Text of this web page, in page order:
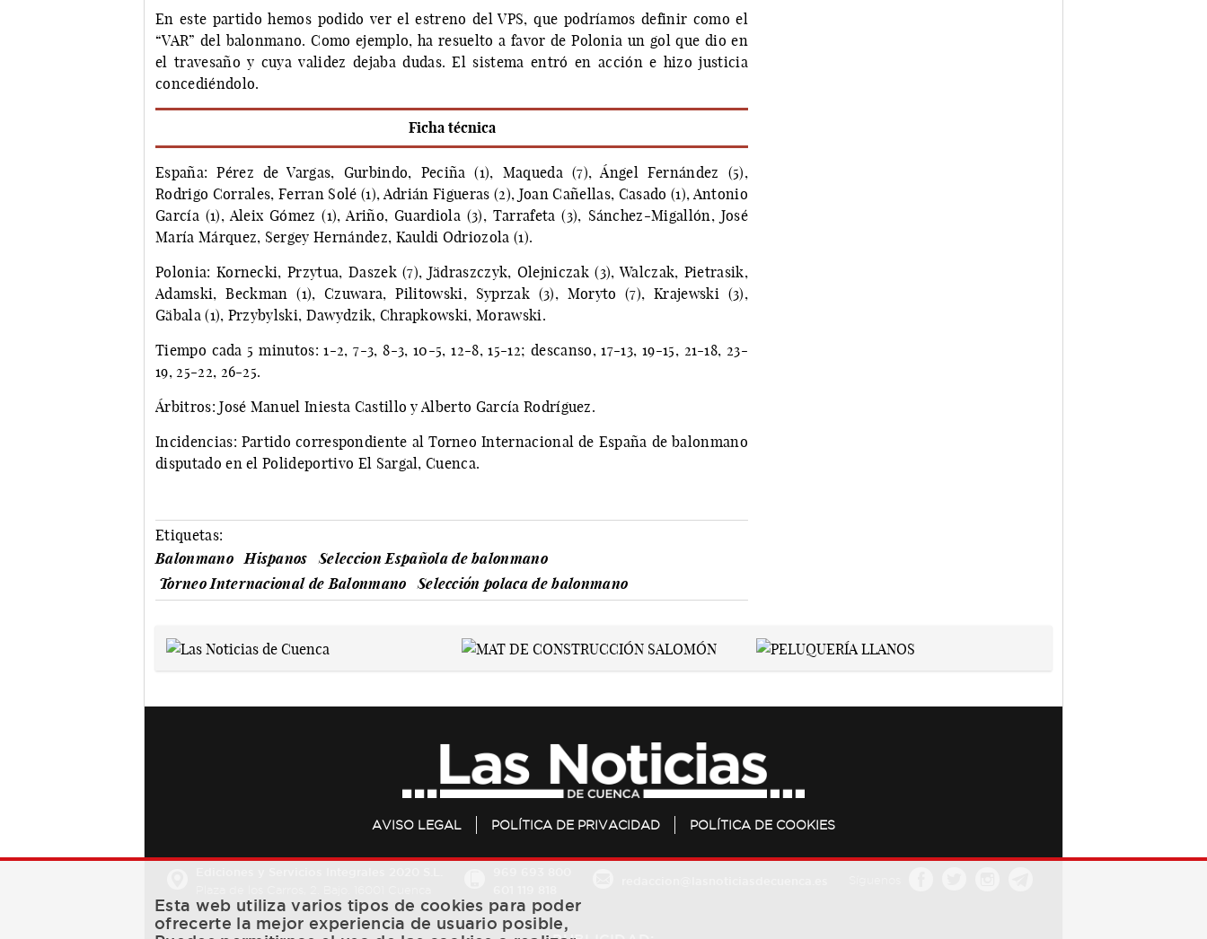
En este partido hemos podido ver el estreno del VPS, que podríamos definir como el
“VAR” del balonmano. Como ejemplo, ha resuelto a favor de Polonia un gol que dio en
el travesaño y cuya validez dejaba dudas. El sistema entró en acción e hizo justicia
concediéndolo.
Ficha técnica
España: Pérez de Vargas, Gurbindo, Peciña (1), Maqueda (7), Ángel Fernández (5),
Rodrigo Corrales, Ferran Solé (1), Adrián Figueras (2), Joan Cañellas, Casado (1), Antonio
García (1), Aleix Gómez (1), Ariño, Guardiola (3), Tarrafeta (3), Sánchez-Migallón, José
María Márquez, Sergey Hernández, Kauldi Odriozola (1).
Polonia: Kornecki, Przytua, Daszek (7), Jädraszczyk, Olejniczak (3), Walczak, Pietrasik,
Adamski, Beckman (1), Czuwara, Pilitowski, Syprzak (3), Moryto (7), Krajewski (3),
Gäbala (1), Przybylski, Dawydzik, Chrapkowski, Morawski.
Tiempo cada 5 minutos: 1-2, 7-3, 8-3, 10-5, 12-8, 15-12; descanso, 17-13, 19-15, 21-18, 23-
19, 25-22, 26-25.
Árbitros: José Manuel Iniesta Castillo y Alberto García Rodríguez.
Incidencias: Partido correspondiente al Torneo Internacional de España de balonmano
disputado en el Polideportivo El Sargal, Cuenca.
Etiquetas:
Balonmano
Hispanos
Seleccion Española de balonmano
Torneo Internacional de Balonmano
Selección polaca de balonmano
AVISO LEGAL POLÍTICA DE PRIVACIDAD POLÍTICA DE COOKIES
Esta web utiliza varios tipos de cookies para poder
ofrecerte la mejor experiencia de usuario posible,